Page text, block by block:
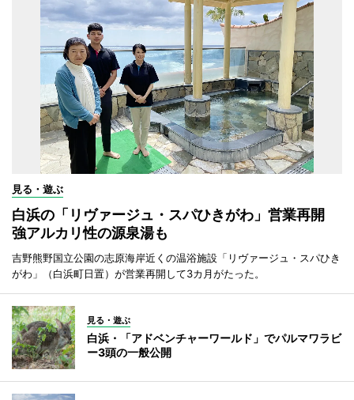
見る・遊ぶ
白浜の「リヴァージュ・スパひきがわ」営業再開
強アルカリ性の源泉湯も
吉野熊野国立公園の志原海岸近くの温浴施設「リヴァージュ・スパひき
がわ」（白浜町日置）が営業再開して3カ月がたった。
見る・遊ぶ
白浜・「アドベンチャーワールド」でパルマワラビ
ー3頭の一般公開